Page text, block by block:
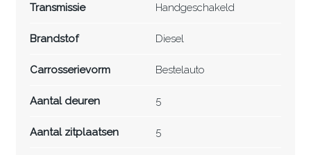
Transmissie Handgeschakeld
Brandstof Diesel
Carrosserievorm Bestelauto
Aantal deuren 5
Aantal zitplaatsen 5